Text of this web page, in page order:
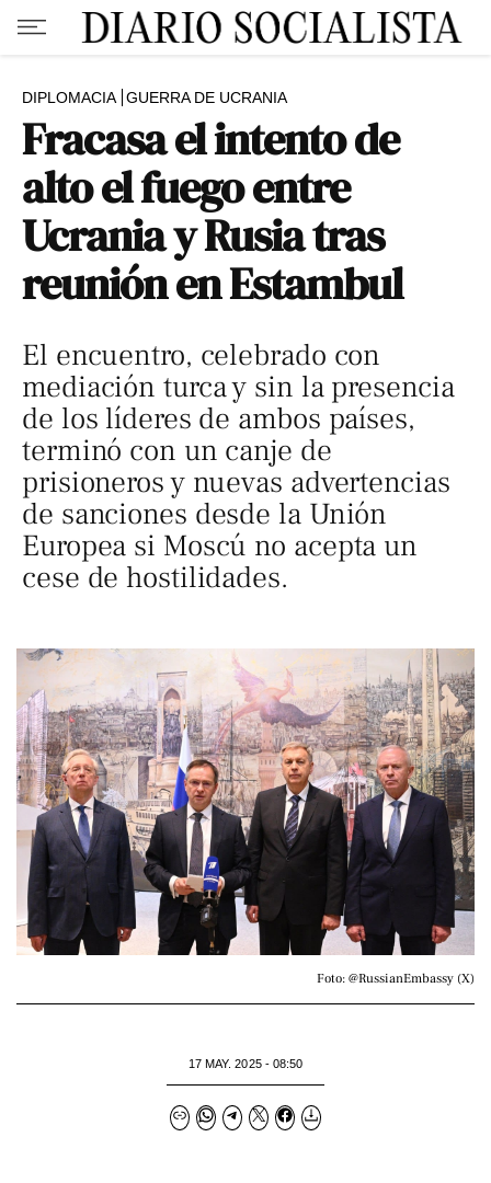
DIPLOMACIA GUERRA DE UCRANIA
Fracasa el intento de
alto el fuego entre
Ucrania y Rusia tras
reunión en Estambul
El encuentro, celebrado con
mediación turca y sin la presencia
de los líderes de ambos países,
terminó con un canje de
prisioneros y nuevas advertencias
de sanciones desde la Unión
Europea si Moscú no acepta un
cese de hostilidades.
Foto: @RussianEmbassy (X)
17 MAY. 2025 - 08:50